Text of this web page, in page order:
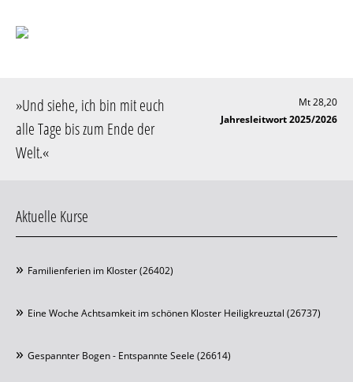
»Und siehe, ich bin mit euch
alle Tage bis zum Ende der
Welt.«
Mt 28,20
Jahresleitwort 2025/2026
Aktuelle Kurse
Familienferien im Kloster (26402)
Eine Woche Achtsamkeit im schönen Kloster Heiligkreuztal (26737)
Gespannter Bogen - Entspannte Seele (26614)